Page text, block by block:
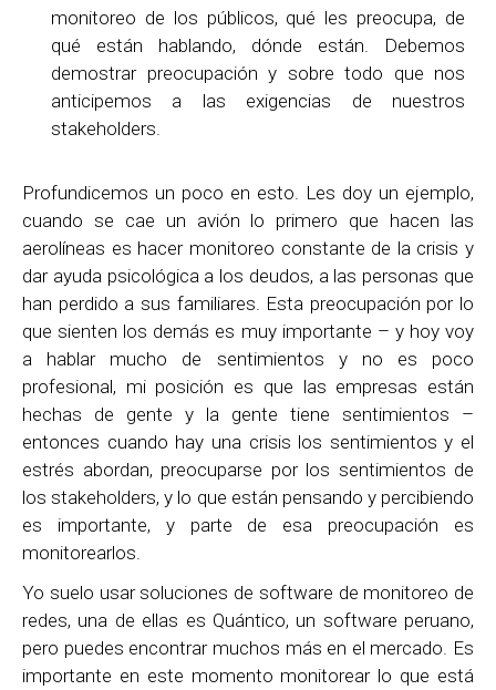
monitoreo de los públicos, qué les preocupa, de
qué están hablando, dónde están. Debemos
demostrar preocupación y sobre todo que nos
anticipemos a las exigencias de nuestros
stakeholders.
Profundicemos un poco en esto. Les doy un ejemplo,
cuando se cae un avión lo primero que hacen las
aerolíneas es hacer monitoreo constante de la crisis y
dar ayuda psicológica a los deudos, a las personas que
han perdido a sus familiares. Esta preocupación por lo
que sienten los demás es muy importante – y hoy voy
a hablar mucho de sentimientos y no es poco
profesional, mi posición es que las empresas están
hechas de gente y la gente tiene sentimientos –
entonces cuando hay una crisis los sentimientos y el
estrés abordan, preocuparse por los sentimientos de
los stakeholders, y lo que están pensando y percibiendo
es importante, y parte de esa preocupación es
monitorearlos.
Yo suelo usar soluciones de software de monitoreo de
redes, una de ellas es Quántico, un software peruano,
pero puedes encontrar muchos más en el mercado. Es
importante en este momento monitorear lo que está